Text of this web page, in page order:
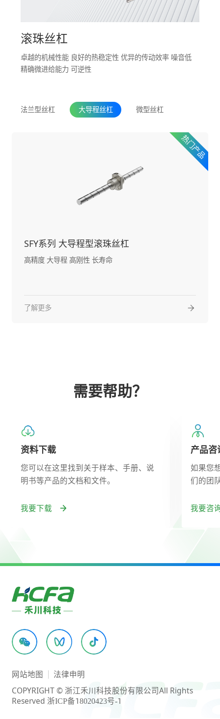
滚珠丝杠
卓越的机械性能 良好的热稳定性 优异的传动效率 噪音低
精确微进给能力 可逆性
法兰型丝杠 大导程丝杠 微型丝杠
SFY系列 大导程型滚珠丝杠
高精度 大导程 高刚性 长寿命
了解更多
需要帮助？
资料下载
您可以在这里找到关于样本、手册、说
明书等产品的文档和文件。
我要下载
产品咨
如果您
们的团
我要咨
网站地图
法律申明
COPYRIGHT © 浙江禾川科技股份有限公司All Rights
Reserved 浙ICP备18020423号-1